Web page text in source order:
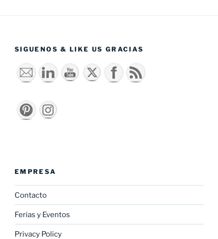
SIGUENOS & LIKE US GRACIAS
EMPRESA
Contacto
Ferias y Eventos
Privacy Policy